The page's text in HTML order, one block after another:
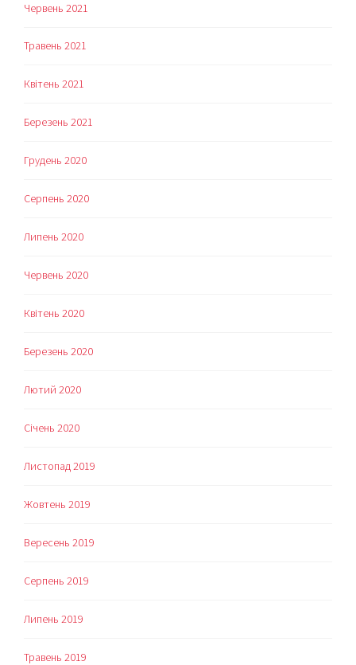
Червень 2021
Травень 2021
Квітень 2021
Березень 2021
Грудень 2020
Серпень 2020
Липень 2020
Червень 2020
Квітень 2020
Березень 2020
Лютий 2020
Січень 2020
Листопад 2019
Жовтень 2019
Вересень 2019
Серпень 2019
Липень 2019
Травень 2019